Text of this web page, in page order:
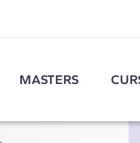
MASTERS